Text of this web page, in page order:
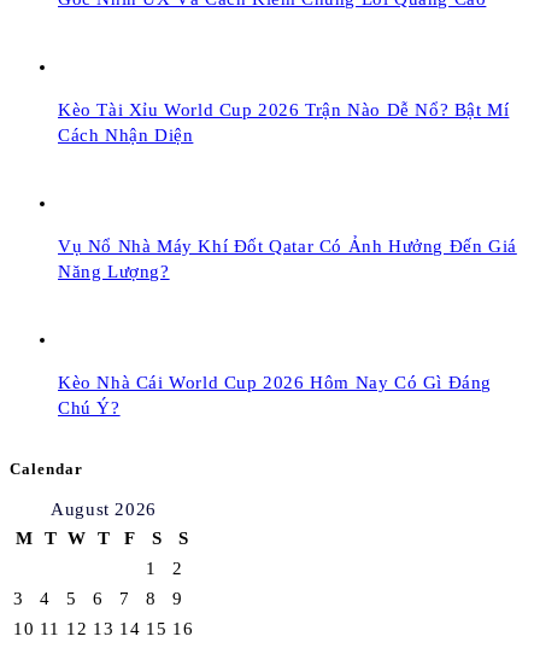
Kèo Tài Xỉu World Cup 2026 Trận Nào Dễ Nổ? Bật Mí
Cách Nhận Diện
Vụ Nổ Nhà Máy Khí Đốt Qatar Có Ảnh Hưởng Đến Giá
Năng Lượng?
Kèo Nhà Cái World Cup 2026 Hôm Nay Có Gì Đáng
Chú Ý?
Calendar
August 2026
M
T W T F S
S
1
2
3
4 5 6 7 8
9
10 11 12 13 14 15 16